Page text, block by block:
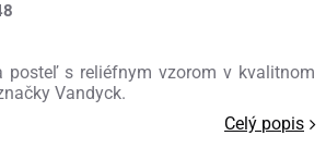
posteľ s reliéfnym vzorom v kvalitnom
Vandyck.
Celý popis